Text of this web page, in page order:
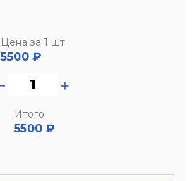
Цена за 1 шт.
5500 ₽
Итого
5500 ₽